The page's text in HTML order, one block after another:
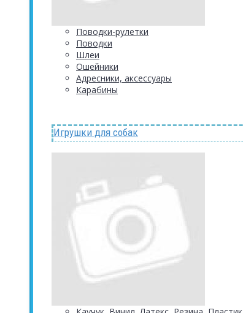
Поводки-рулетки
Поводки
Шлеи
Ошейники
Адресники, аксессуары
Карабины
Игрушки для собак